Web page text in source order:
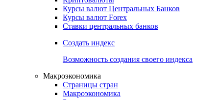
Индикаторы рынка
Поиск индексов
Криптовалюты
Курсы валют Центральных Банков
Курсы валют Forex
Ставки центральных банков
Создать индекс
Возможность создания своего индекса